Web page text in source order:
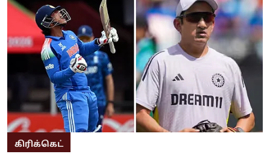
கிரிக்கெட்